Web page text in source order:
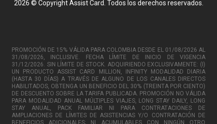
2026 © Copyright Assist Card. Todos los derechos reservados.
PROMOCIÓN DE 15% VÁLIDA PARA COLOMBIA DESDE EL 01/08/2026 AL
31/08/2026, INCLUSIVE. FECHA LÍMITE DE INICIO DE VIGENCIA
31/12/2026. SIN LÍMITE DE STOCK. ADQUIRIENDO EXCLUSIVAMENTE: (I)
UN PRODUCTO ASSIST CARD MILLION, INFINITY MODALIDAD DIARIA
(HASTA 30 DÍAS) A TRAVÉS DE ALGUNO DE LOS CANALES DIRECTOS
HABILITADOS, OBTENGA UN BENEFICIO DEL 30% (TREINTA POR CIENTO)
DE DESCUENTO SOBRE LA TARIFA PUBLICADA. PROMOCIÓN NO VÁLIDA
PARA MODALIDAD ANUAL MÚLTIPLES VIAJES, LONG STAY DAILY, LONG
STAY ANUAL, PACK FAMILIAR NI PARA CONTRATACIONES DE
AMPLIACIONES DE LÍMITES DE ASISTENCIAS Y/O CONTRATACIÓN DE
BENEFICIOS ADICIONALES; NI ACUMULABLES CON NINGÚN OTRO